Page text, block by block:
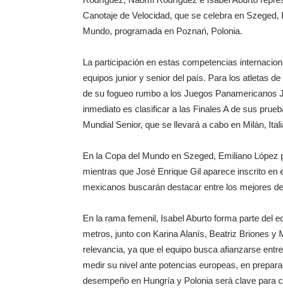
Canotaje de Velocidad, que se celebra en
Mundo, programada en Poznań, Polonia.
La participación en estas competencias
equipos junior y senior del país. Para los atletas
de su fogueo rumbo a los Juegos Panamericanos
inmediato es clasificar a las Finales A de sus
Mundial Senior, que se llevará a cabo en Milán,
En la Copa del Mundo en Szeged, Emiliano
mientras que José Enrique Gil aparece inscrito
mexicanos buscarán destacar entre los mejores
En la rama femenil, Isabel Aburto forma parte del
metros, junto con Karina Alanís, Beatriz Briones y
relevancia, ya que el equipo busca afianzarse
medir su nivel ante potencias europeas, en
desempeño en Hungría y Polonia será clave para